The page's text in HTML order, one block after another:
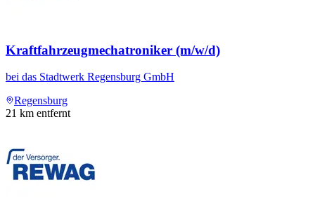
Kraftfahrzeugmechatroniker (m/w/d)
bei das Stadtwerk Regensburg GmbH
Regensburg
21 km entfernt